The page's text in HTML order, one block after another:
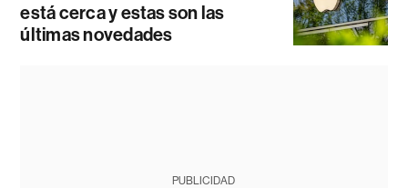
está cerca y estas son las
últimas novedades
PUBLICIDAD